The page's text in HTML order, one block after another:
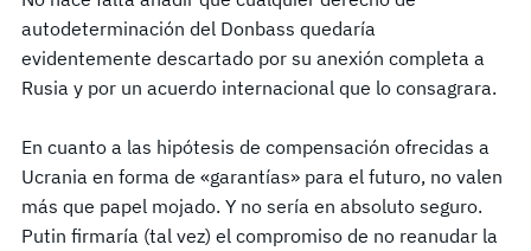
autodeterminación del Donbass quedaría
evidentemente descartado por su anexión completa a
Rusia y por un acuerdo internacional que lo consagrara.
En cuanto a las hipótesis de compensación ofrecidas a
Ucrania en forma de «garantías» para el futuro, no valen
más que papel mojado. Y no sería en absoluto seguro.
Putin firmaría (tal vez) el compromiso de no reanudar la